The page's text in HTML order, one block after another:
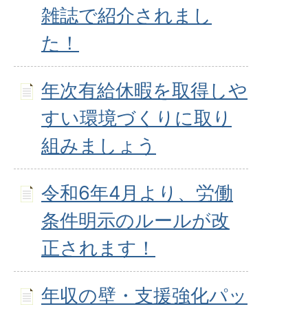
雑誌で紹介されまし
た！
年次有給休暇を取得しや
すい環境づくりに取り
組みましょう
令和6年4月より、労働
条件明示のルールが改
正されます！
年収の壁・支援強化パッ